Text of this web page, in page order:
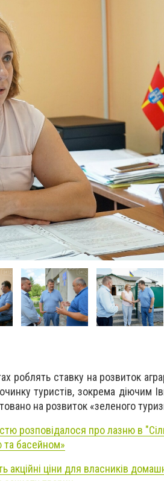
роблять ставку на розвиток
туристів, зокрема діючим
на розвиток «зеленого
розповідалося про лазню в
та басейном»
ціни для власників